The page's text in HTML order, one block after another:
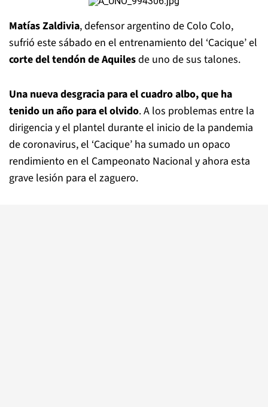
Matías Zaldivia, defensor argentino de Colo Colo,
sufrió este sábado en el entrenamiento del ‘Cacique’ el
corte del tendón de Aquilesde uno de sus talones.
Una nueva desgracia para el cuadro albo, que ha
tenido un año para el olvido. A los problemas entre la
dirigencia y el plantel durante el inicio de la pandemia
de coronavirus, el ‘Cacique’ ha sumado un opaco
rendimiento en el Campeonato Nacional y ahora esta
grave lesión para el zaguero.